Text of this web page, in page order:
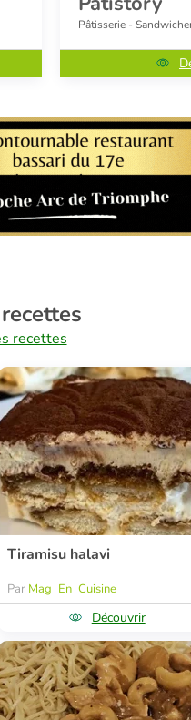
Pâtisserie -
recettes
Tiramisu halavi
Par Mag_En_Cuisine
Découvrir